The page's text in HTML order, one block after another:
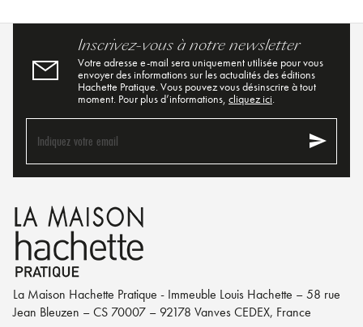
Inscrivez-vous à notre newsletter
Votre adresse e-mail sera uniquement utilisée pour vous
envoyer des informations sur les actualités des éditions
Hachette Pratique. Vous pouvez vous désinscrire à tout
moment. Pour plus d’informations, cliquez ici.
Indiquez votre email send
La Maison Hachette Pratique - Immeuble Louis Hachette – 58 rue
Jean Bleuzen – CS 70007 – 92178 Vanves CEDEX, France